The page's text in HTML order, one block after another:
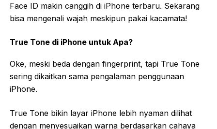
Face ID makin canggih di iPhone terbaru. Sekarang
bisa mengenali wajah meskipun pakai kacamata!
True Tone di iPhone untuk Apa?
Oke, meski beda dengan fingerprint, tapi True Tone
sering dikaitkan sama pengalaman penggunaan
iPhone.
True Tone bikin layar iPhone lebih nyaman dilihat
dengan menyesuaikan warna berdasarkan cahaya